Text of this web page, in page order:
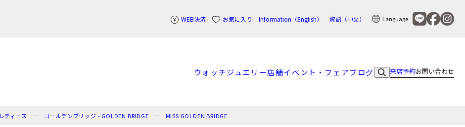
WEB決済 お気に入り Information（English） 資訊（中文） Language
ウォッチジュエリー店舗イベント・フェアブログ 来店予約お問い合わせ
レディース ゴールデンブリッジ - GOLDEN BRIDGE MISS GOLDEN BRIDGE